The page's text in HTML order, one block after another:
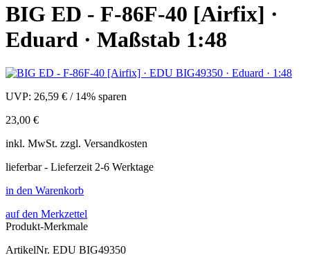
BIG ED - F-86F-40 [Airfix] ·
Eduard · Maßstab 1:48
UVP: 26,59 € / 14% sparen
23,00 €
inkl. MwSt. zzgl. Versandkosten
lieferbar - Lieferzeit 2-6 Werktage
in den Warenkorb
auf den Merkzettel
Produkt-Merkmale
ArtikelNr. EDU BIG49350